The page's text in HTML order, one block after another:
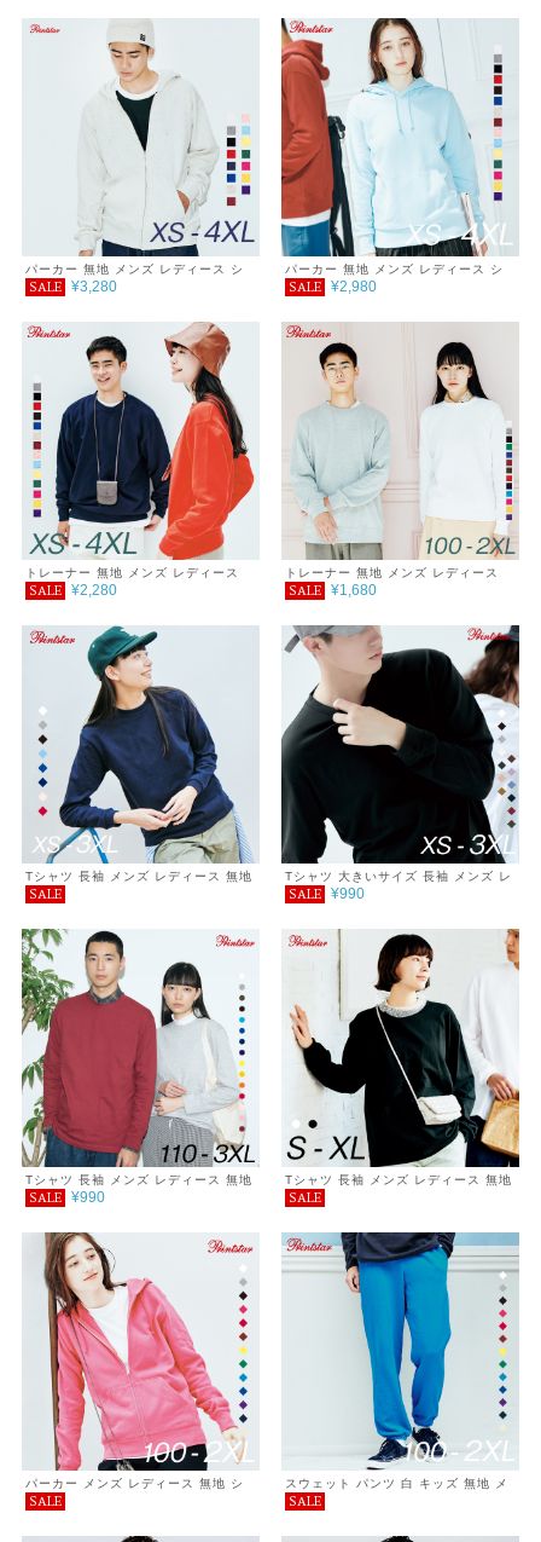
パーカー 無地 メンズ レディース シ
ンプル カジュアル おしゃれ 重ね着
毛 9.7オンス あったか ゆったり 春
秋 冬 巣ごもり
SALE ¥3,280
パーカー 無地 メンズ レディース シ
ンプル カジュアル おしゃれ 重ね着
ー 裏毛 9.7オンス あったか ゆったり
春 秋 冬 巣ごもり
SALE ¥2,980
トレーナー 無地 メンズ レディース
シンプル カジュアル おしゃれ 重ね着
9.7オンス あったか ゆったり 春 秋
冬 巣ごもり
SALE ¥2,280
トレーナー 無地 メンズ レディース
キッズ シンプル カジュアル おしゃれ
ック 裏毛 8.4オンス ゆったり 春 秋
巣ごもり プチプラ コーデ
SALE ¥1,680
Tシャツ 長袖 メンズ レディース 無地
シンプル カジュアル プチプラ 使いま
長袖Tシャツ 厚手 服 7.4オンス
SALE
Tシャツ 大きいサイズ 長袖 メンズ レ
ディース 秋ファッション 無地 シンプ
ね着 インナー アンダーウエア レイヤ
ード ホワイト ブラック グレー ネイ
ビー おしゃれ 春 秋 冬 アウトドア 厚
手 ジェンダー SALE セール ％OFF
SALE ¥990
Tシャツ 長袖 メンズ レディース 無地
シンプル カジュアル プチプラ 使いま
ャツ 服 5.6オンス
SALE ¥990
Tシャツ 長袖 メンズ レディース 無地
ヘヴィーウェイト ビッグシルエット長
プラ コーデ 重ね着 春 秋 5.6oz 服
SALE
パーカー メンズ レディース 無地 シ
ンプル キッズ カジュアル おしゃれ
ー 裏毛 8.4オンス ゆったり 春 秋 巣
SALE
スウェット パンツ 白 キッズ 無地 メ
ンズ レディース 裏毛 ダンス シンプ
SALE